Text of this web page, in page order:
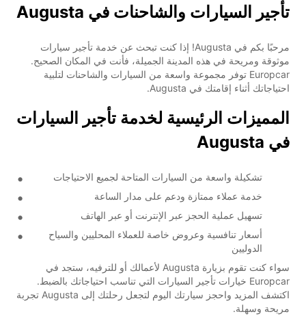
تأجير السيارات والشاحنات في Augusta
مرحبًا بكم في Augusta! إذا كنت تبحث عن خدمة تأجير سيارات
موثوقة ومريحة في هذه المدينة الجميلة، فأنت في المكان الصحيح.
Europcar توفر مجموعة واسعة من السيارات والشاحنات لتلبية
احتياجاتك أثناء إقامتك في Augusta.
المميزات الرئيسية لخدمة تأجير السيارات
في Augusta
تشكيلة واسعة من السيارات المتاحة لجميع الاحتياجات
خدمة عملاء ممتازة ودعم على مدار الساعة
تسهيل عملية الحجز عبر الإنترنت أو عبر الهاتف
أسعار تنافسية وعروض خاصة للعملاء المحليين والسياح
الدوليين
سواء كنت تقوم بزيارة Augusta لأعمالك أو للترفيه، ستجد في
Europcar خيارات تأجير السيارات التي تناسب احتياجاتك بالضبط.
اكتشف المزيد واحجز سيارتك اليوم لتجعل رحلتك إلى Augusta تجربة
مريحة وسهلة.